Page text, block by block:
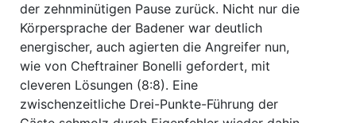
der zehnminütigen Pause zurück. Nicht nur die
Körpersprache der Badener war deutlich
energischer, auch agierten die Angreifer nun,
wie von Cheftrainer Bonelli gefordert, mit
cleveren Lösungen (8:8). Eine
zwischenzeitliche Drei-Punkte-Führung der